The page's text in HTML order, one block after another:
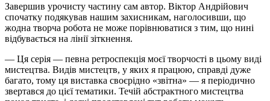
Завершив урочисту частину сам автор. Віктор Андрійович
спочатку подякував нашим захисникам, наголосивши, що
жодна творча робота не може порівнюватися з тим, що нині
відбувається на лінії зіткнення.
— Ця серія — певна ретроспекція моєї творчості в цьому виді
мистецтва. Видів мистецтв, у яких я працюю, справді дуже
багато, тому ця виставка своєрідно «звітна» — я періодично
звертався до цієї тематики. Течій абстрактного мистецтва